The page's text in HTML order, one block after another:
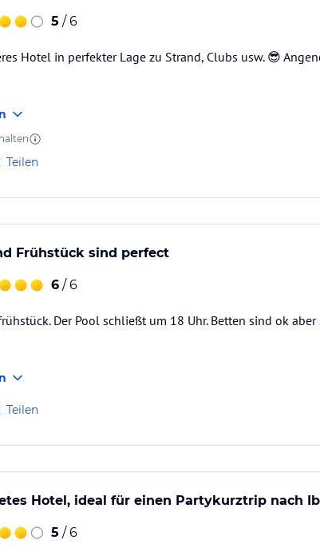
5 / 6
Hotel in perfekter Lage zu Strand, Clubs usw. 😎
Teilen
Frühstück sind perfect
6 / 6
Der Pool schließt um 18 Uhr. Betten sind ok
Teilen
Hotel, ideal für einen Partykurztrip nach
5 / 6